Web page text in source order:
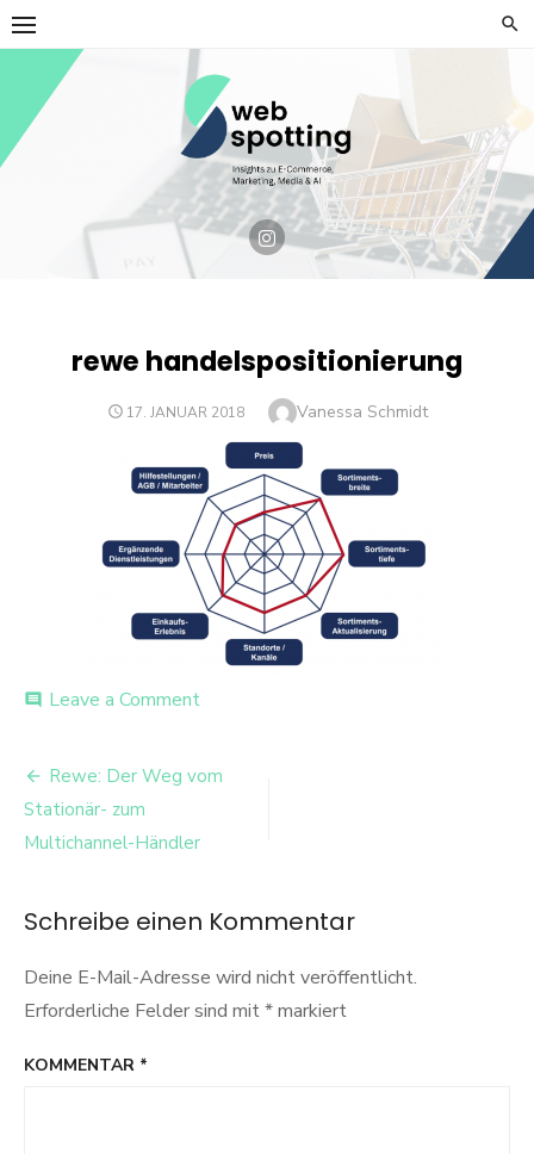
Skip
to
content
rewe handelspositionierung
POSTED
17. JANUAR 2018 Author
Vanessa Schmidt
comment Leave a Commenton
Beitrags-
Navigation
Rewe: Der Weg vom
Stationär- zum
Multichannel-Händler
Schreibe einen Kommentar
Deine E-Mail-Adresse wird nicht veröffentlicht.
Erforderliche Felder sind mit*markiert
KOMMENTAR *